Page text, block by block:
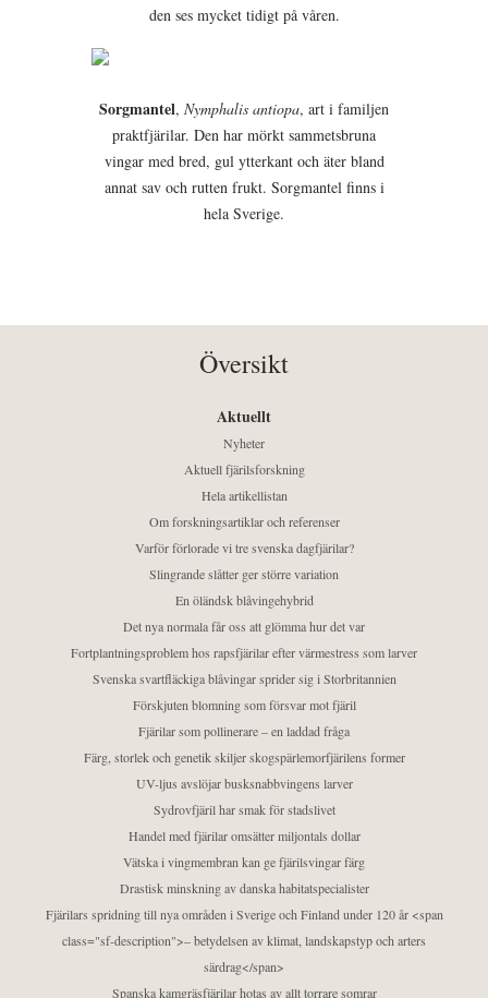
den ses mycket tidigt på våren.
Sorgmantel, Nymphalis antiopa, art i familjen
praktfjärilar. Den har mörkt sammetsbruna
vingar med bred, gul ytterkant och äter bland
annat sav och rutten frukt. Sorgmantel finns i
hela Sverige.
Översikt
Aktuellt
Nyheter
Aktuell fjärilsforskning
Hela artikellistan
Om forskningsartiklar och referenser
Varför förlorade vi tre svenska dagfjärilar?
Slingrande slåtter ger större variation
En öländsk blåvingehybrid
Det nya normala får oss att glömma hur det var
Fortplantningsproblem hos rapsfjärilar efter värmestress som larver
Svenska svartfläckiga blåvingar sprider sig i Storbritannien
Förskjuten blomning som försvar mot fjäril
Fjärilar som pollinerare – en laddad fråga
Färg, storlek och genetik skiljer skogspärlemorfjärilens former
UV-ljus avslöjar busksnabbvingens larver
Sydrovfjäril har smak för stadslivet
Handel med fjärilar omsätter miljontals dollar
Vätska i vingmembran kan ge fjärilsvingar färg
Drastisk minskning av danska habitatspecialister
Fjärilars spridning till nya områden i Sverige och Finland under 120 år <span
class="sf-description">– betydelsen av klimat, landskapstyp och arters
särdrag</span>
Spanska kamgräsfjärilar hotas av allt torrare somrar